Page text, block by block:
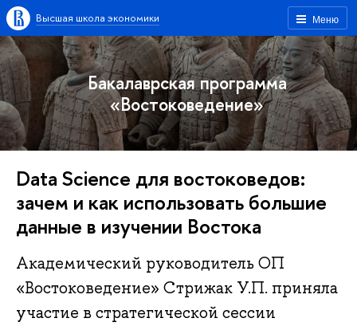
Меню
Высшая школа экономики
Бакалаврская программа
«Востоковедение»
Data Science для востоковедов:
зачем и как использовать большие
данные в изучении Востока
Академический руководитель ОП
«Востоковедение» Стрижак У.П. приняла
участие в стратегической сессии